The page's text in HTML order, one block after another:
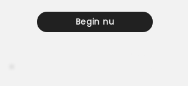
Begin nu